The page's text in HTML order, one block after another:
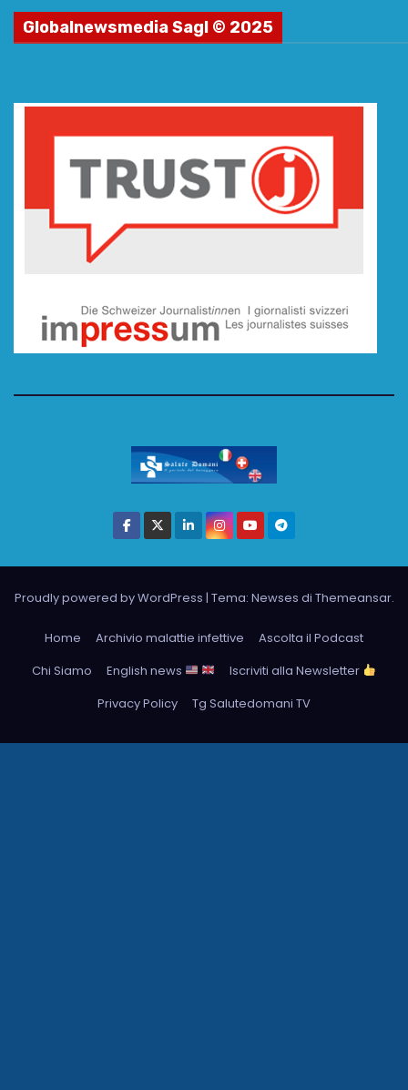
Globalnewsmedia Sagl © 2025
Proudly powered by WordPress | Tema: Newses di Themeansar.
Home Archivio malattie infettive
Ascolta il Podcast
Chi Siamo
English news
Iscriviti alla Newsletter
Privacy Policy
Tg Salutedomani TV